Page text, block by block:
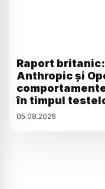
Raport
Anthropic și
în timpul
05.08.2026